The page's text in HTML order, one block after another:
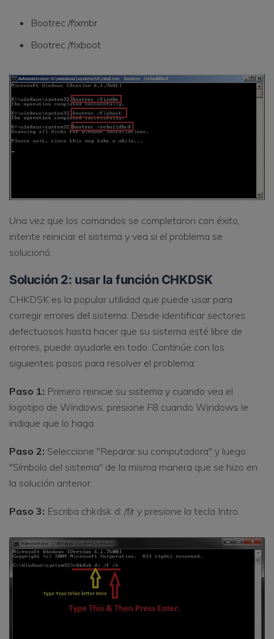
Bootrec /fixmbr
Bootrec /fixboot
Una vez que los comandos se completaron con éxito,
intente reiniciar el sistema y vea si el problema se
solucionó.
Solución 2: usar la función CHKDSK
CHKDSK es la popular utilidad que puede usar para
corregir errores del sistema. Desde identificar sectores
defectuosos hasta hacer que su sistema esté libre de
errores, puede ayudarle en todo. Continúe con los
siguientes pasos para resolver el problema:
Paso 1: Primero reinicie su sistema y cuando vea el
logotipo de Windows, presione F8 cuando Windows le
indique que lo haga.
Paso 2: Seleccione "Reparar su computadora" y luego
"Símbolo del sistema" de la misma manera que se hizo en
la solución anterior.
Paso 3: Escriba chkdsk d: /f/r y presione la tecla Intro.